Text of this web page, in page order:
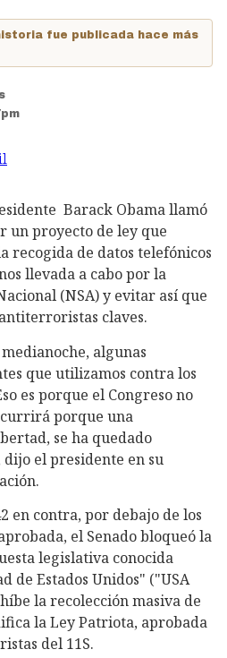
fue publicada hace más
Barack Obama llamó
un proyecto de ley que
recogida de datos telefónicos
llevada a cabo por la
(NSA) y evitar así que
claves.
algunas
que utilizamos contra los
es porque el Congreso no
porque una
se ha quedado
dijo el presidente en su
en contra, por debajo de los
el Senado bloqueó la
legislativa conocida
de Estados Unidos" ("USA
la recolección masiva de
la Ley Patriota, aprobada
del 11S.